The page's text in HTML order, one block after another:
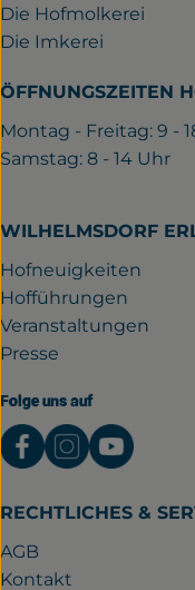
Die Hofmolkerei
Die Imkerei
ÖFFNUNGSZEITEN
Montag - Freitag: 9 -
Samstag: 8 - 14 Uhr
WILHELMSDORF
Hofneuigkeiten
Hofführungen
Veranstaltungen
Presse
Folge uns auf
Externer Link
Externer
RECHTLICHES &
AGB
Kontakt